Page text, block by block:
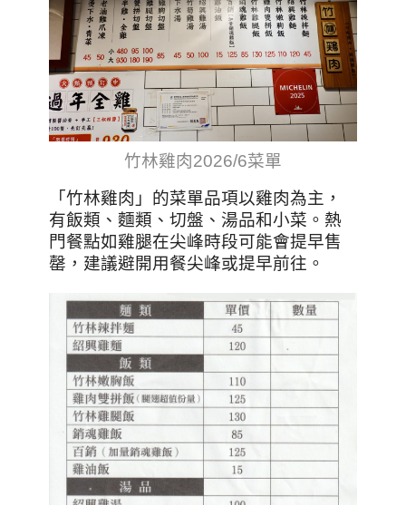
竹林雞肉2026/6菜單
「竹林雞肉」的菜單品項以雞肉為主，
有飯類、麵類、切盤、湯品和小菜。熱
門餐點如雞腿在尖峰時段可能會提早售
罄，建議避開用餐尖峰或提早前往。